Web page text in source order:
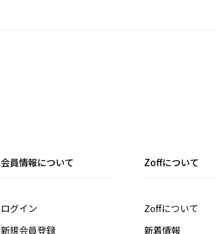
会員情報について
ログイン
新規会員登録
Zoffについて
Zoffについて
新着情報